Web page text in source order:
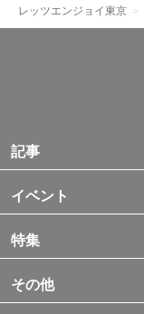
レッツエンジョイ東京
記事
イベント
特集
その他